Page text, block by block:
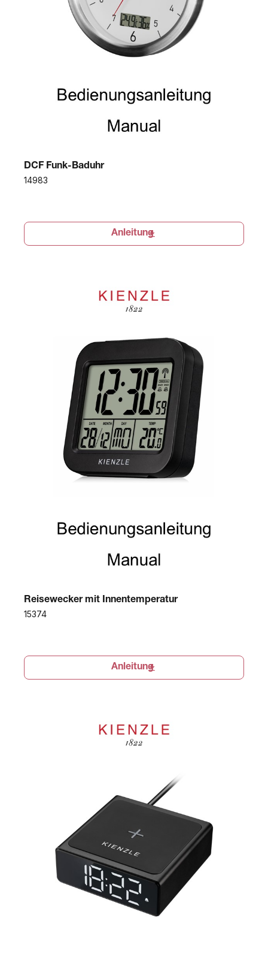
DCF Funk-Baduhr
14983
Anleitung
Reisewecker mit Innentemperatur
15374
Anleitung